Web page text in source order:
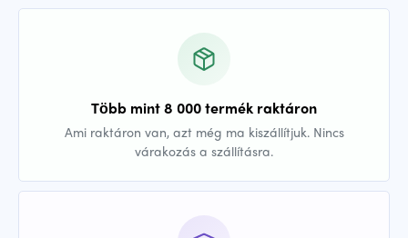
Több mint 8 000 termék raktáron
Ami raktáron van, azt még ma kiszállítjuk. Nincs
várakozás a szállításra.